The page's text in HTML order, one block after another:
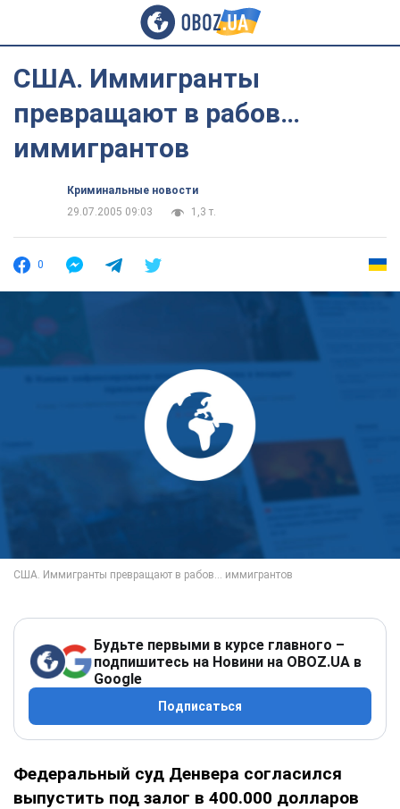
США. Иммигранты
превращают в рабов…
иммигрантов
Криминальные новости
29.07.2005 09:03
1,3 т.
0
Будьте первыми в курсе главного –
подпишитесь на Новини на OBOZ.UA в
Google
Подписаться
Федеральный суд Денвера согласился
выпустить под залог в 400.000 долларов